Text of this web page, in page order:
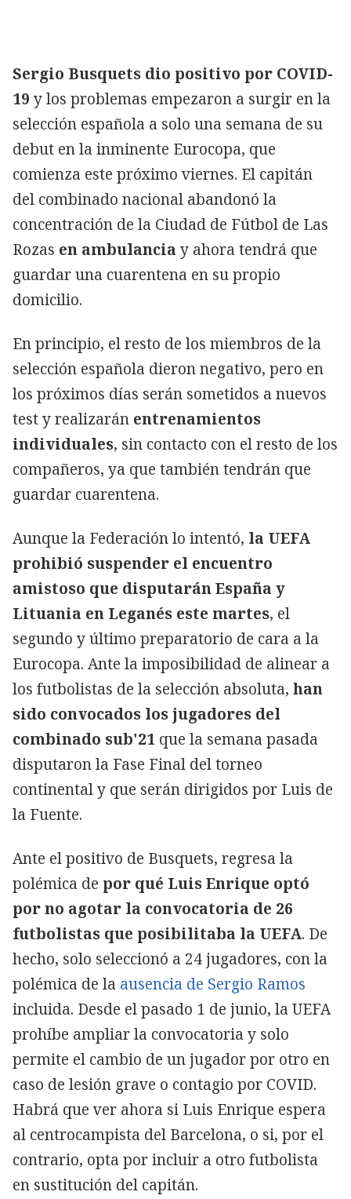
Sergio Busquets dio positivo por COVID-
19 y los problemas empezaron a surgir en la
selección española a solo una semana de su
debut en la inminente Eurocopa, que
comienza este próximo viernes. El capitán
del combinado nacional abandonó la
concentración de la Ciudad de Fútbol de Las
Rozas en ambulancia y ahora tendrá que
guardar una cuarentena en su propio
domicilio.
En principio, el resto de los miembros de la
selección española dieron negativo, pero en
los próximos días serán sometidos a nuevos
test y realizarán entrenamientos
individuales, sin contacto con el resto de los
compañeros, ya que también tendrán que
guardar cuarentena.
Aunque la Federación lo intentó, la UEFA
prohibió suspender el encuentro
amistoso que disputarán España y
Lituania en Leganés este martes, el
segundo y último preparatorio de cara a la
Eurocopa. Ante la imposibilidad de alinear a
los futbolistas de la selección absoluta, han
sido convocados los jugadores del
combinado sub'21 que la semana pasada
disputaron la Fase Final del torneo
continental y que serán dirigidos por Luis de
la Fuente.
Ante el positivo de Busquets, regresa la
polémica de por qué Luis Enrique optó
por no agotar la convocatoria de 26
futbolistas que posibilitaba la UEFA. De
hecho, solo seleccionó a 24 jugadores, con la
polémica de la ausencia de Sergio Ramos
incluida. Desde el pasado 1 de junio, la UEFA
prohíbe ampliar la convocatoria y solo
permite el cambio de un jugador por otro en
caso de lesión grave o contagio por COVID.
Habrá que ver ahora si Luis Enrique espera
al centrocampista del Barcelona, o si, por el
contrario, opta por incluir a otro futbolista
en sustitución del capitán.